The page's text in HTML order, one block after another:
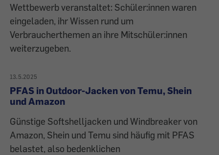
Wettbewerb veranstaltet: Schüler:innen waren
eingeladen, ihr Wissen rund um
Verbraucherthemen an ihre Mitschüler:innen
weiterzugeben.
13.5.2025
PFAS in Outdoor-Jacken von Temu, Shein
und Amazon
Günstige Softshelljacken und Windbreaker von
Amazon, Shein und Temu sind häufig mit PFAS
belastet, also bedenklichen